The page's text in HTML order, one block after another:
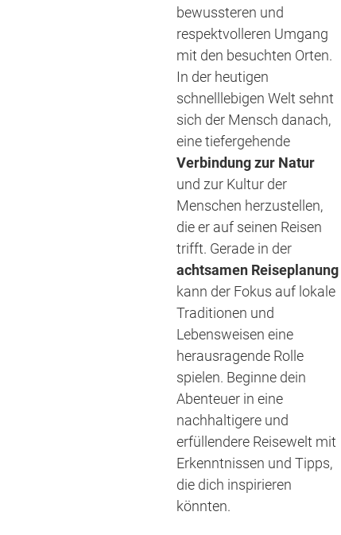
bewussteren und
respektvolleren Umgang
mit den besuchten Orten.
In der heutigen
schnelllebigen Welt sehnt
sich der Mensch danach,
eine tiefergehende
Verbindung zur Natur
und zur Kultur der
Menschen herzustellen,
die er auf seinen Reisen
trifft. Gerade in der
achtsamen Reiseplanung
kann der Fokus auf lokale
Traditionen und
Lebensweisen eine
herausragende Rolle
spielen. Beginne dein
Abenteuer in eine
nachhaltigere und
erfüllendere Reisewelt mit
Erkenntnissen und Tipps,
die dich inspirieren
könnten.